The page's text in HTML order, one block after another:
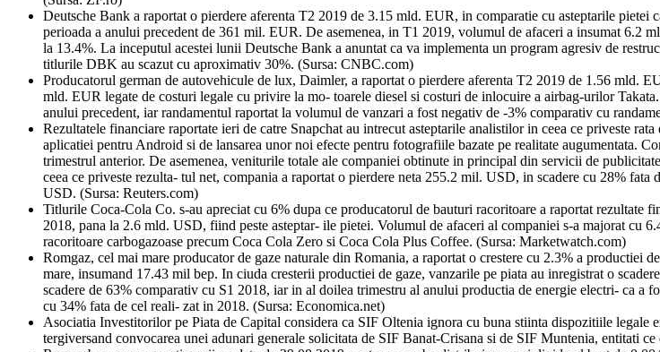
Deutsche Bank a raportat o pierdere aferenta T2 2019 de 3.15 mld. EUR, in comparatie cu asteptarile
perioada a anului precedent de 361 mil. EUR. De asemenea, in T1 2019, volumul de afaceri a insumat 6.2
la 13.4%. La inceputul acestei lunii Deutsche Bank a anuntat ca va implementa un program agresiv de
titlurile DBK au scazut cu aproximativ 30%. (Sursa: CNBC.com)
Producatorul german de autovehicule de lux, Daimler, a raportat o pierdere aferenta T2 2019 de 1.56 mld.
mld. EUR legate de costuri legale cu privire la mo- toarele diesel si costuri de inlocuire a airbag-urilor
anului precedent, iar randamentul raportat la volumul de vanzari a fost negativ de -3% comparativ cu
Rezultatele financiare raportate ieri de catre Snapchat au intrecut asteptarile analistilor in ceea ce priveste
aplicatiei pentru Android si de lansarea unor noi efecte pentru fotografiile bazate pe realitate augumentata.
trimestrul anterior. De asemenea, veniturile totale ale companiei obtinute in principal din servicii de
ceea ce priveste rezulta- tul net, compania a raportat o pierdere neta 255.2 mil. USD, in scadere cu 28%
USD. (Sursa: Reuters.com)
Titlurile Coca-Cola Co. s-au apreciat cu 6% dupa ce producatorul de bauturi racoritoare a raportat rezultate
2018, pana la 2.6 mld. USD, fiind peste asteptar- ile pietei. Volumul de afaceri al companiei s-a majorat
racoritoare carbogazoase precum Coca Cola Zero si Coca Cola Plus Coffee. (Sursa: Marketwatch.com)
Romgaz, cel mai mare producator de gaze naturale din Romania, a raportat o crestere cu 2.3% a
mare, insumand 17.43 mil bep. In ciuda cresterii productiei de gaze, vanzarile pe piata au inregistrat o
scadere de 63% comparativ cu S1 2018, iar in al doilea trimestru al anului productia de energie electri- ca
cu 34% fata de cel reali- zat in 2018. (Sursa: Economica.net)
Asociatia Investitorilor pe Piata de Capital considera ca SIF Oltenia ignora cu buna stiinta dispozitiile
tergiversand convocarea unei adunari generale solicitata de SIF Banat-Crisana si de SIF Muntenia, entitati